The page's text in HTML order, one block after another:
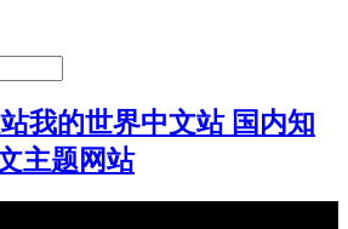
我的世界中文站 国内知
主题网站